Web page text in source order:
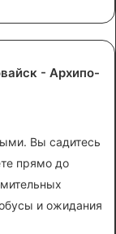
- Архипо-
Вы садитесь
прямо до
и ожидания